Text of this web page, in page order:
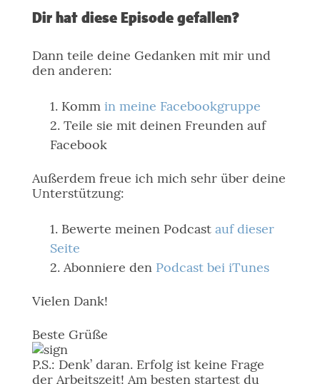
Dir hat diese Episode gefallen?
Dann teile deine Gedanken mit mir und
den anderen:
Komm in meine Facebookgruppe
Teile sie mit deinen Freunden auf
Facebook
Außerdem freue ich mich sehr über deine
Unterstützung:
Bewerte meinen Podcast auf dieser
Seite
Abonniere den Podcast bei iTunes
Vielen Dank!
Beste Grüße
P.S.: Denk’ daran. Erfolg ist keine Frage
der Arbeitszeit! Am besten startest du